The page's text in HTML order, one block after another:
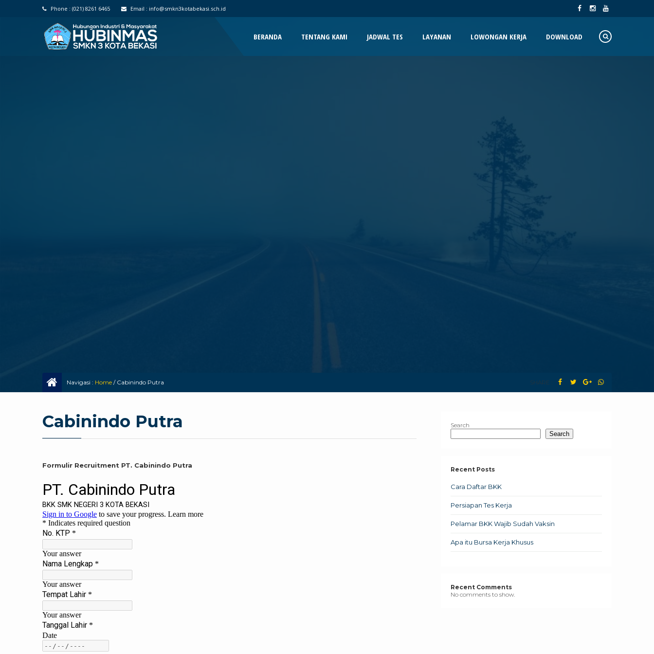
Phone : (021) 8261 6465 Email : info@smkn3kotabekasi.sch.id
BERANDA TENTANG KAMI JADWAL TES LAYANAN LOWONGAN KERJA DOWNLOAD
Navigasi : Home / Cabinindo Putra SHARE :
Cabinindo Putra
Formulir Recruitment PT. Cabinindo Putra
Search
Search
Recent Posts
Cara Daftar BKK
Persiapan Tes Kerja
Pelamar BKK Wajib Sudah Vaksin
Apa itu Bursa Kerja Khusus
Recent Comments
No comments to show.